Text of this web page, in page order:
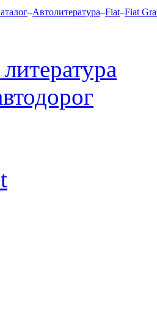
–Автолитература–Fiat–Fiat